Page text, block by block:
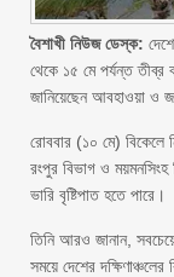
বৈশাখী নিউজ ডেস্ক:
থেকে ১৫ মে পর্যন্ত তীব্র
জানিয়েছেন আবহাওয়া ও
রোববার (১০ মে) বিকেলে
রংপুর বিভাগ ও ময়মনসিংহ
ভারি বৃষ্টিপাত হতে পারে।
তিনি আরও জানান,
সময়ে দেশের